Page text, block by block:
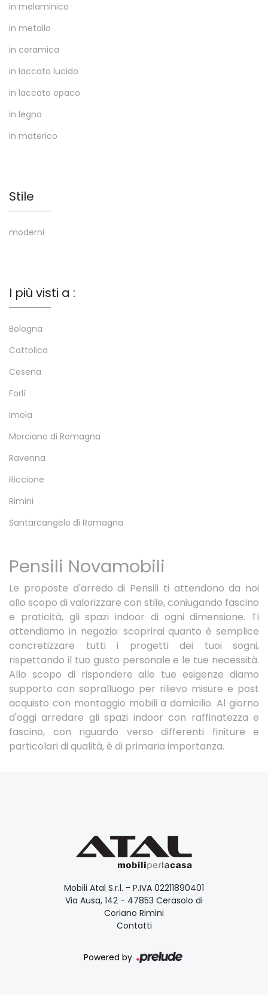
in melaminico
in metallo
in ceramica
in laccato lucido
in laccato opaco
in legno
in materico
Stile
moderni
I più visti a :
Bologna
Cattolica
Cesena
Forlì
Imola
Morciano di Romagna
Ravenna
Riccione
Rimini
Santarcangelo di Romagna
Pensili Novamobili
Le proposte d'arredo di Pensili ti attendono da noi
allo scopo di valorizzare con stile, coniugando fascino
e praticità, gli spazi indoor di ogni dimensione. Ti
attendiamo in negozio: scoprirai quanto è semplice
concretizzare tutti i progetti dei tuoi sogni,
rispettando il tuo gusto personale e le tue necessità.
Allo scopo di rispondere alle tue esigenze diamo
supporto con sopralluogo per rilievo misure e post
acquisto con montaggio mobili a domicilio. Al giorno
d'oggi arredare gli spazi indoor con raffinatezza e
fascino, con riguardo verso differenti finiture e
particolari di qualità, è di primaria importanza.
Mobili Atal S.r.l. - P.IVA 02211890401
Via Ausa, 142 - 47853 Cerasolo di
Coriano Rimini
Contatti
Powered by